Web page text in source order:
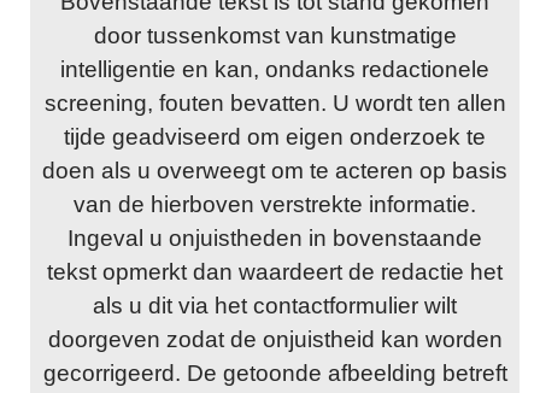
door tussenkomst van kunstmatige
intelligentie en kan, ondanks redactionele
screening, fouten bevatten. U wordt ten allen
tijde geadviseerd om eigen onderzoek te
doen als u overweegt om te acteren op basis
van de hierboven verstrekte informatie.
Ingeval u onjuistheden in bovenstaande
tekst opmerkt dan waardeert de redactie het
als u dit via het contactformulier wilt
doorgeven zodat de onjuistheid kan worden
gecorrigeerd. De getoonde afbeelding betreft